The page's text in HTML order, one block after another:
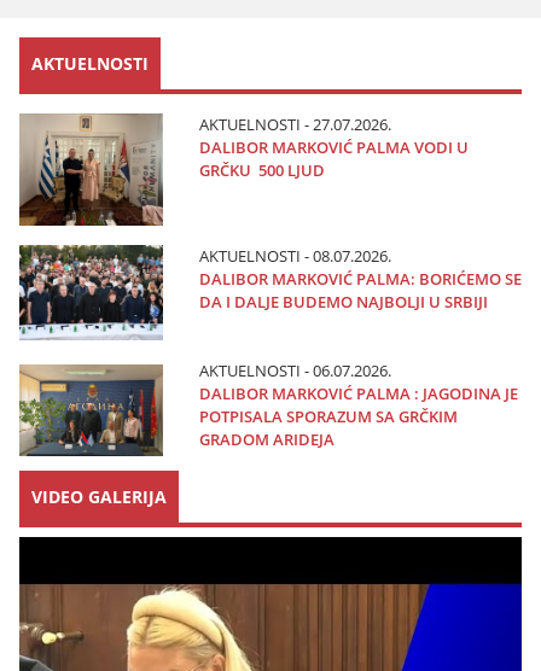
AKTUELNOSTI
AKTUELNOSTI - 27.07.2026.
DALIBOR MARKOVIĆ PALMA VODI U
GRČKU 500 LJUD
AKTUELNOSTI - 08.07.2026.
DALIBOR MARKOVIĆ PALMA: BORIĆEMO SE
DA I DALJE BUDEMO NAJBOLJI U SRBIJI
AKTUELNOSTI - 06.07.2026.
DALIBOR MARKOVIĆ PALMA : JAGODINA JE
POTPISALA SPORAZUM SA GRČKIM
GRADOM ARIDEJA
VIDEO GALERIJA